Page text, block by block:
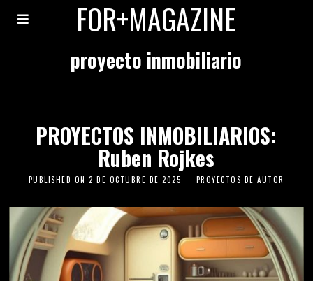
FOR+MAGAZINE
proyecto inmobiliario
PROYECTOS INMOBILIARIOS:
Ruben Rojkes
PUBLISHED ON 2 DE OCTUBRE DE 2025 PROYECTOS DE AUTOR